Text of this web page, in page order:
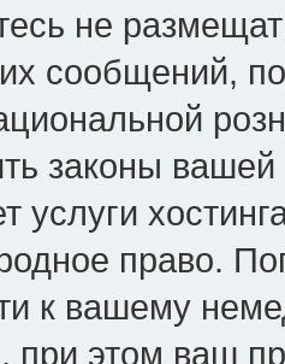
не
сообщений,
законы
услуги
право.
к вашему
при этом ваш